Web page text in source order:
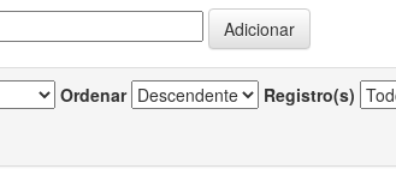
Ordenar Registro(s)